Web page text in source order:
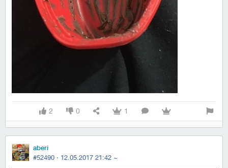
2 0 1
aberi
#52490 · 12.05.2017 21:42 ~